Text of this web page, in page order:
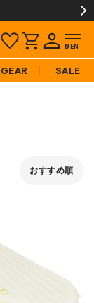
GEAR SALE
おすすめ順